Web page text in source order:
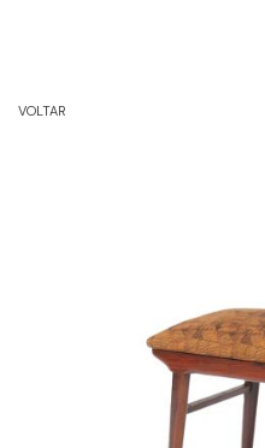
VOLTAR